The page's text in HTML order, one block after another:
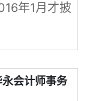
年1月才披
会计师事务